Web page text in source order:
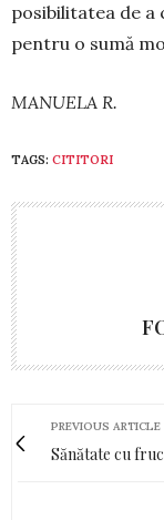
posibilitatea de a
pentru o sumă
MANUELA R.
TAGS: CITITORI
PREVIOUS ARTICLE
Sănătate cu